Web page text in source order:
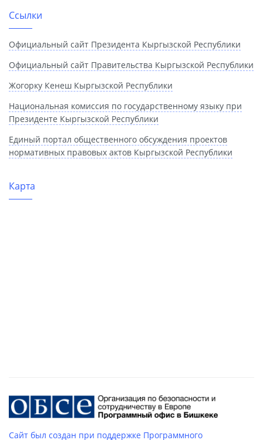
Ссылки
Официальный сайт Президента Кыргызской Республики
Официальный сайт Правительства Кыргызской Республики
Жогорку Кенеш Кыргызской Республики
Национальная комиссия по государственному языку при
Президенте Кыргызской Республики
Единый портал общественного обсуждения проектов
нормативных правовых актов Кыргызской Республики
Карта
Сайт был создан при поддержке Программного